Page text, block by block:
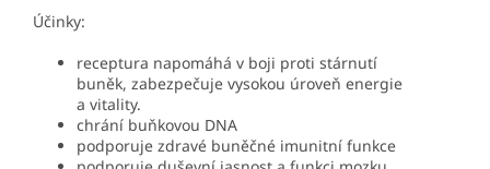
Účinky:
receptura napomáhá v boji proti stárnutí
buněk, zabezpečuje vysokou úroveň energie
a vitality.
chrání buňkovou DNA
podporuje zdravé buněčné imunitní funkce